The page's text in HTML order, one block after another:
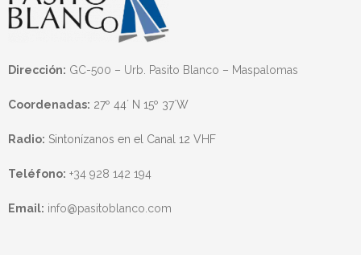
Dirección: GC-500 – Urb. Pasito Blanco – Maspalomas
Coordenadas: 27º 44´ N 15º 37´W
Radio: Sintonízanos en el Canal 12 VHF
Teléfono: +34 928 142 194
Email: info@pasitoblanco.com